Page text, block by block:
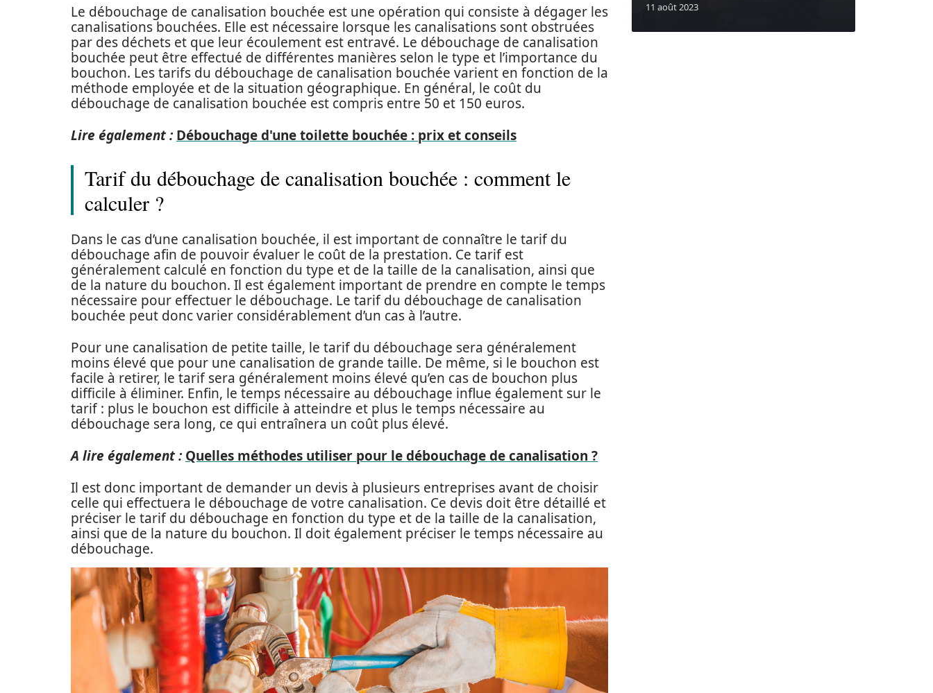
Le débouchage de canalisation bouchée est une opération qui consiste à dégager les
canalisations bouchées. Elle est nécessaire lorsque les canalisations sont obstruées
par des déchets et que leur écoulement est entravé. Le débouchage de canalisation
bouchée peut être effectué de différentes manières selon le type et l’importance du
bouchon. Les tarifs du débouchage de canalisation bouchée varient en fonction de la
méthode employée et de la situation géographique. En général, le coût du
débouchage de canalisation bouchée est compris entre 50 et 150 euros.
Lire également : Débouchage d'une toilette bouchée : prix et conseils
Tarif du débouchage de canalisation bouchée : comment le
calculer ?
Dans le cas d’une canalisation bouchée, il est important de connaître le tarif du
débouchage afin de pouvoir évaluer le coût de la prestation. Ce tarif est
généralement calculé en fonction du type et de la taille de la canalisation, ainsi que
de la nature du bouchon. Il est également important de prendre en compte le temps
nécessaire pour effectuer le débouchage. Le tarif du débouchage de canalisation
bouchée peut donc varier considérablement d’un cas à l’autre.
Pour une canalisation de petite taille, le tarif du débouchage sera généralement
moins élevé que pour une canalisation de grande taille. De même, si le bouchon est
facile à retirer, le tarif sera généralement moins élevé qu’en cas de bouchon plus
difficile à éliminer. Enfin, le temps nécessaire au débouchage influe également sur le
tarif : plus le bouchon est difficile à atteindre et plus le temps nécessaire au
débouchage sera long, ce qui entraînera un coût plus élevé.
A lire également : Quelles méthodes utiliser pour le débouchage de canalisation ?
Il est donc important de demander un devis à plusieurs entreprises avant de choisir
celle qui effectuera le débouchage de votre canalisation. Ce devis doit être détaillé et
préciser le tarif du débouchage en fonction du type et de la taille de la canalisation,
ainsi que de la nature du bouchon. Il doit également préciser le temps nécessaire au
débouchage.
11 août 2023